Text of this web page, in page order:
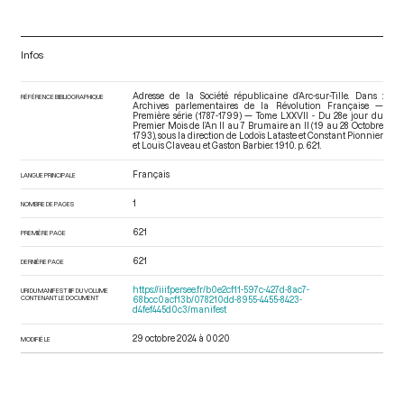
Infos
RÉFÉRENCE BIBLIOGRAPHIQUE
Adresse de la Société républicaine d’Arc-sur-Tille. Dans :
Archives parlementaires de la Révolution Française —
Première série (1787-1799) — Tome LXXVII - Du 28e jour du
Premier Mois de l’An II au 7 Brumaire an II (19 au 28 Octobre
1793) , sous la direction de Lodoïs Lataste et Constant Pionnier
et Louis Claveau et Gaston Barbier. 1910. p. 621.
LANGUE PRINCIPALE Français
NOMBRE DE PAGES 1
PREMIÈRE PAGE 621
DERNIÈRE PAGE 621
URI DU MANIFEST IIIF DU VOLUME
CONTENANT LE DOCUMENT
https://iiif.persee.fr/b0e2cf11-597c-427d-8ac7-
68bcc0acf13b/078210dd-8955-4455-8423-
d4fef445d0c3/manifest
MODIFIÉ LE 29 octobre 2024 à 00:20